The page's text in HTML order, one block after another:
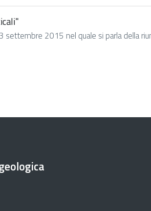
2015 nel quale si parla della